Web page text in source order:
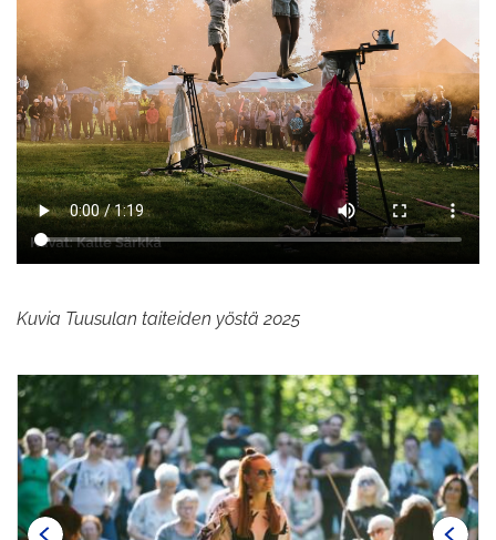
Kuvia Tuusulan taiteiden yöstä 2025